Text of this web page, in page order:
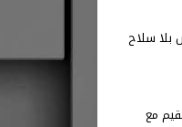
بلا سلاح
مع